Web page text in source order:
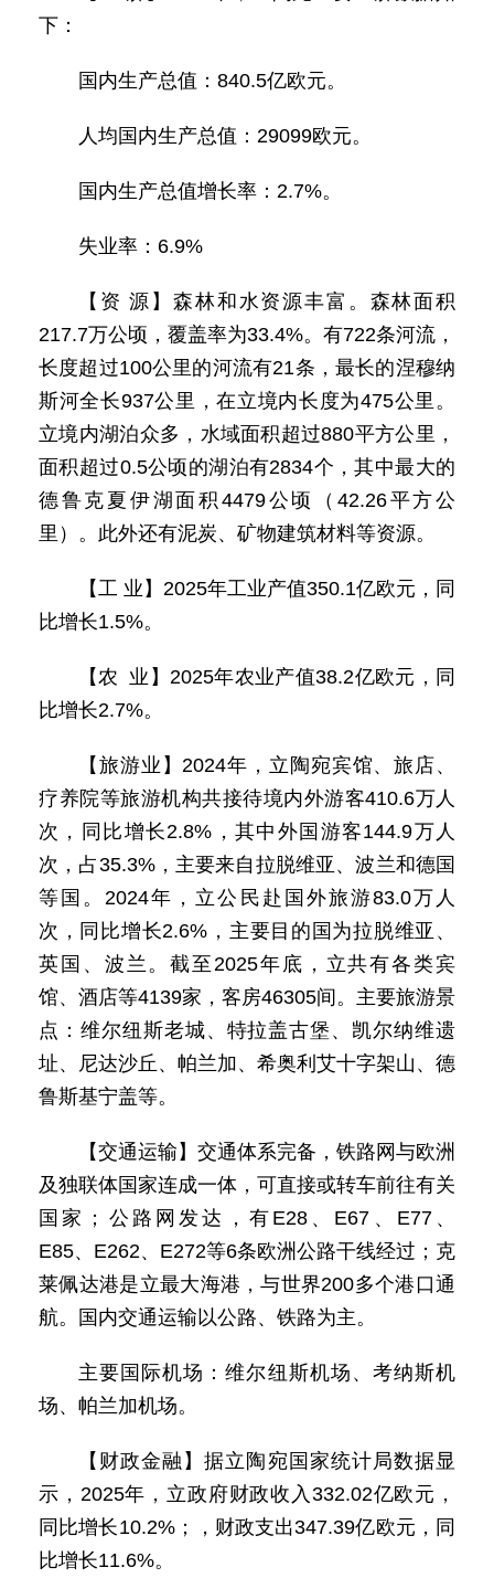
下：
国内生产总值：840.5亿欧元。
人均国内生产总值：29099欧元。
国内生产总值增长率：2.7%。
失业率：6.9%
【资 源】森林和水资源丰富。森林面积
217.7万公顷，覆盖率为33.4%。有722条河流，
长度超过100公里的河流有21条，最长的涅穆纳
斯河全长937公里，在立境内长度为475公里。
立境内湖泊众多，水域面积超过880平方公里，
面积超过0.5公顷的湖泊有2834个，其中最大的
德鲁克夏伊湖面积4479公顷（42.26平方公
里）。此外还有泥炭、矿物建筑材料等资源。
【工 业】2025年工业产值350.1亿欧元，同
比增长1.5%。
【农 业】2025年农业产值38.2亿欧元，同
比增长2.7%。
【旅游业】2024年，立陶宛宾馆、旅店、
疗养院等旅游机构共接待境内外游客410.6万人
次，同比增长2.8%，其中外国游客144.9万人
次，占35.3%，主要来自拉脱维亚、波兰和德国
等国。2024年，立公民赴国外旅游83.0万人
次，同比增长2.6%，主要目的国为拉脱维亚、
英国、波兰。截至2025年底，立共有各类宾
馆、酒店等4139家，客房46305间。主要旅游景
点：维尔纽斯老城、特拉盖古堡、凯尔纳维遗
址、尼达沙丘、帕兰加、希奥利艾十字架山、德
鲁斯基宁盖等。
【交通运输】交通体系完备，铁路网与欧洲
及独联体国家连成一体，可直接或转车前往有关
国家；公路网发达，有E28、E67、E77、
E85、E262、E272等6条欧洲公路干线经过；克
莱佩达港是立最大海港，与世界200多个港口通
航。国内交通运输以公路、铁路为主。
主要国际机场：维尔纽斯机场、考纳斯机
场、帕兰加机场。
【财政金融】据立陶宛国家统计局数据显
示，2025年，立政府财政收入332.02亿欧元，
同比增长10.2%；，财政支出347.39亿欧元，同
比增长11.6%。